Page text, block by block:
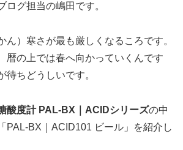
ログ担当の嶋田です。
ん）寒さが最も厳しくなるころです。
暦の上では春へ向かっていくんです
待ちどうしいです。
酸度計 PAL-BX｜ACIDシリーズの中
「PAL-BX｜ACID101 ビール」を紹介し